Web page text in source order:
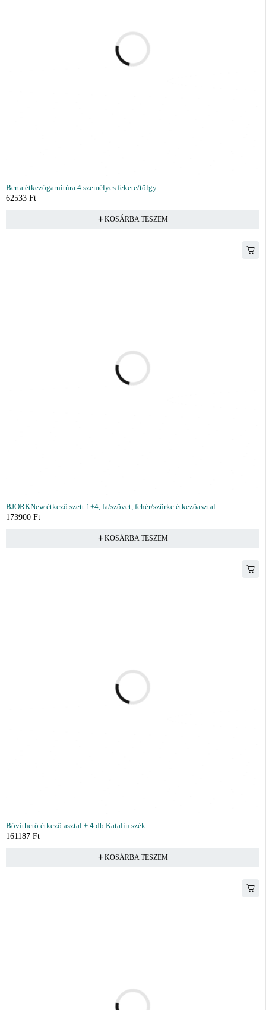
Berta étkezőgarnitúra 4 személyes fekete/tölgy
62533 Ft
KOSÁRBA TESZEM
BJORKNew étkező szett 1+4, fa/szövet, fehér/szürke étkezőasztal
173900 Ft
KOSÁRBA TESZEM
Bővíthető étkező asztal + 4 db Katalin szék
161187 Ft
KOSÁRBA TESZEM